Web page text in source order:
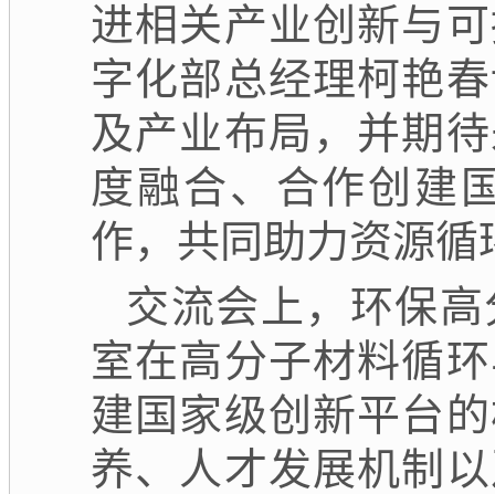
进相关产业创新与
字化部总经理柯艳
及产业布局，并期
度融合、合作创建
作，共同助力资源
交流会上，环保
室在高分子材料循
建国家级创新平台
养、人才发展机制